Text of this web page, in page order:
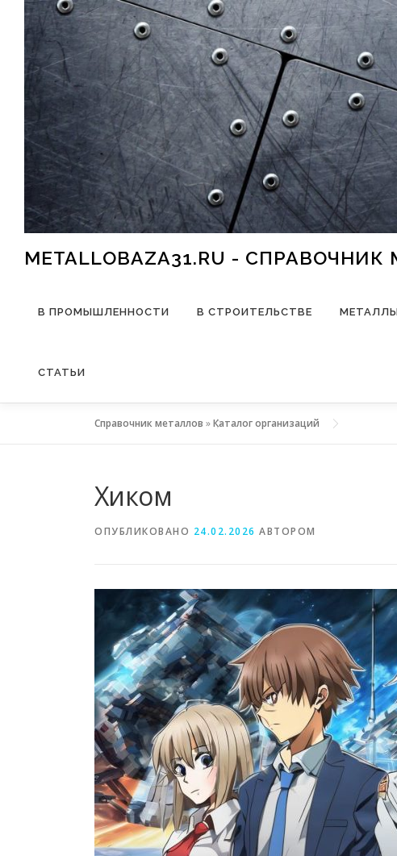
Перейти к содержимому
METALLOBAZA31.RU -
В ПРОМЫШЛЕННОСТИ В СТРОИТЕЛЬСТВЕ
СТАТЬИ
Справочник металлов »Каталог организаций
Хиком
ОПУБЛИКОВАНО 24.02.2026 АВТОРОМ